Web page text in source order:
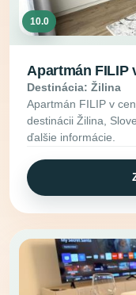
10.0
Apartmán FILIP
Destinácia: Žilina
Apartmán FILIP v
destinácii Žilina,
ďalšie informácie.